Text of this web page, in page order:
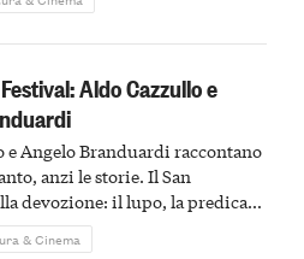
Aldo Cazzullo e
e Angelo Branduardi raccontano
anzi le storie. Il San
devozione: il lupo, la predica
stimmate
& Cinema